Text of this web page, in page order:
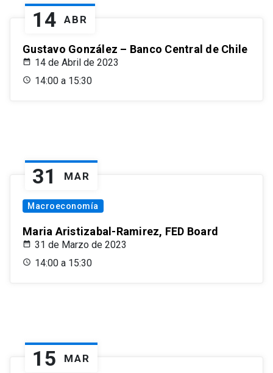
14 ABR
Gustavo González – Banco Central de Chile
14 de Abril de 2023
14:00 a 15:30
31 MAR
Macroeconomía
Maria Aristizabal-Ramirez, FED Board
31 de Marzo de 2023
14:00 a 15:30
15 MAR